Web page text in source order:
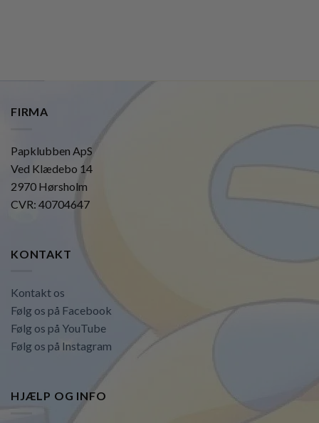
FIRMA
Papklubben ApS
Ved Klædebo 14
2970 Hørsholm
CVR: 40704647
KONTAKT
Kontakt os
Følg os på Facebook
Følg os på YouTube
Følg os på Instagram
HJÆLP OG INFO